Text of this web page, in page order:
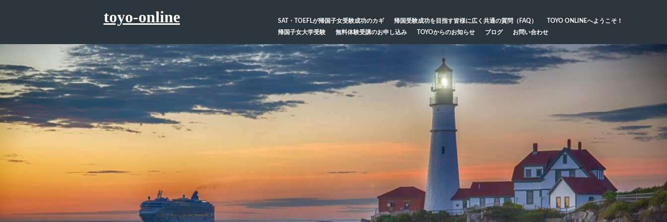
へ
ス
キ
ッ
プ
toyo-online SAT・TOEFLが帰国子女受験成功のカギ 帰国受験成功を目指す皆様に広く共通の質問（FAQ）
TOYO ONLINEへようこそ！
帰国子女大学受験
無料体験受講のお申し込み TOYOからのお知らせ ブログ お問い合わせ